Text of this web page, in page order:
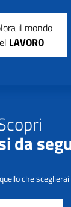
il mondo
LAVORO
da
che